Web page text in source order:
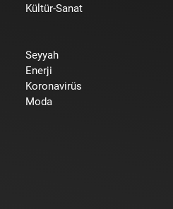
Kültür-Sanat
Seyyah
Enerji
Koronavirüs
Moda